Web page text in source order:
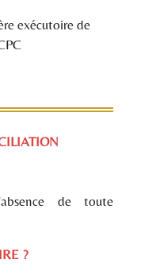
exécutoire de
de toute
?